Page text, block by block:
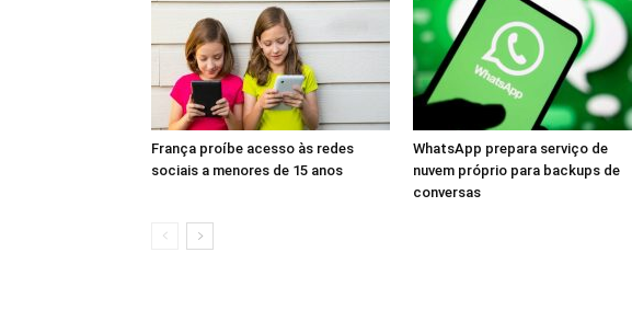
França proíbe acesso às redes
sociais a menores de 15 anos
WhatsApp prepara serviço de
nuvem próprio para backups de
conversas